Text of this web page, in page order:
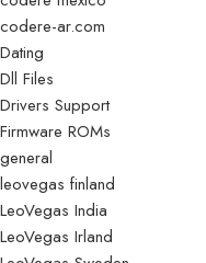
codere-ar.com
Dating
Dll Files
Drivers Support
Firmware ROMs
general
leovegas finland
LeoVegas India
LeoVegas Irland